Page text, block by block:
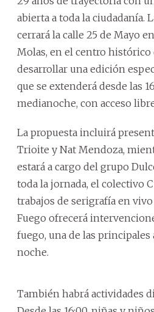
abierta a toda la ciudadanía.
cerrará la calle 25 de Mayo
Molas, en el centro histórico
desarrollar una edición
que se extenderá desde las
medianoche, con acceso
La propuesta incluirá
Trioite y Nat Mendoza,
estará a cargo del grupo
toda la jornada, el colectivo
trabajos de serigrafía en
Fuego ofrecerá
fuego, una de las principales
noche.
También habrá actividades